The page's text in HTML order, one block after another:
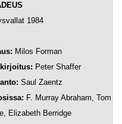
1984
Milos Forman
Peter Shaffer
Saul Zaentz
F. Murray Abraham, Tom
Elizabeth Berridge